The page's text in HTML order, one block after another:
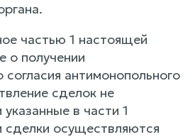
частью 1 настоящей
о получении
согласия антимонопольного
сделок не
в части 1
сделки осуществляются